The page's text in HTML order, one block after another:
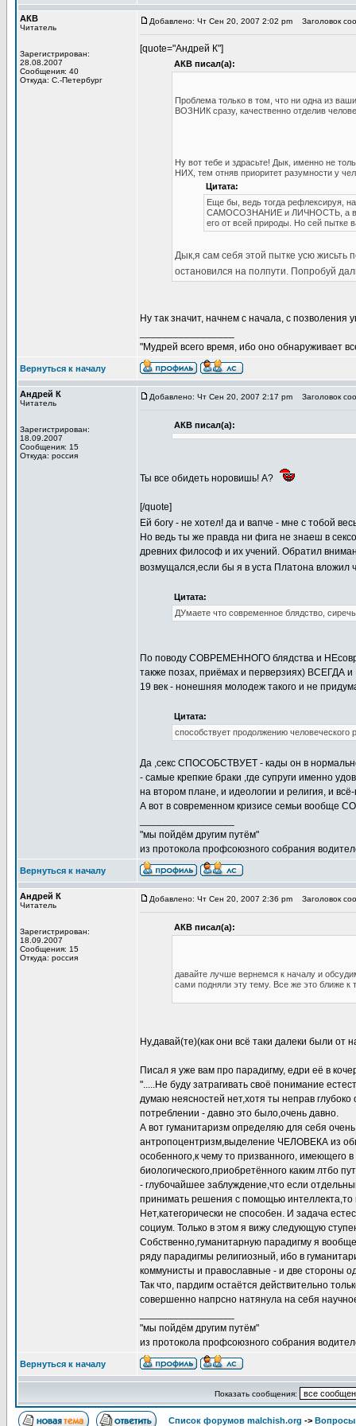
АКВ
Читатель
Зарегистрирован:
28.08.2007
Сообщения: 40
Откуда: С.-Петербург
Добавлено: Чт Сен 20, 2007 2:02 pm Заголовок
[quote="Андрей К"]
АКВ писал(а):
Проблема только в том, что ни одна из
ВОЗНИК сразу, качественно отделив
Ну вот тебе и здрасьте! Дык, именно не
НИХ, тем отняв приоритет разумности у
Цитата:
Еще бы, ведь тогда рефлексируя,
САМОСОЗНАНИЕ и ЛИЧНОСТЬ, а
его от всей природы. Но сей пытке
Дык,я сам себя этой пытке усю жисьть
остановился на полпути. Попробуй
Ну так значит, начнем с начала, с
"Мудрей всего время, ибо оно обнаруживает
Вернуться к началу
Андрей К
Читатель
Зарегистрирован:
18.09.2007
Сообщения: 15
Откуда: россия
Добавлено: Чт Сен 20, 2007 2:17 pm Заголовок
АКВ писал(а):
Ты все обидеть норовишь! А?
[/quote]
Ей богу - не хотел! да и вапче - мне с тобой
Но ведь ты же правда ни фига не знаеш в
древних философ и их учений. Обратил
возмущался,если бы я в уста Платона вложил
Цитата:
ДУмаете что современное блядство,
По поводу СОВРЕМЕННОГО блядства и
также позах, приёмах и перверзиях) ВСЕГДА и
19 век - нонешняя молодеж такого и не
Цитата:
способствует продолжению
Да ,секс СПОСОБСТВУЕТ - кады он в
- самые крепкие браки ,где супруги именно
на втором плане, и идеологии и религия, и всё-
А вот в современном кризисе семьи вообще
"мы пойдём другим путём"
из протокола профсоюзного собрания
Вернуться к началу
Андрей К
Читатель
Зарегистрирован:
18.09.2007
Сообщения: 15
Откуда: россия
Добавлено: Чт Сен 20, 2007 2:36 pm Заголовок
АКВ писал(а):
давайте лучше вернемся к началу и
сами подняли эту тему. Все же это ближе к
Ну,давай(те)(как они всё таки далеки были от
Писал я уже вам про парадигму, едри её в
".....Не буду затрагивать своё понимание
думаю неясностей нет,хотя ты неправ
потреблении - давно это было,очень давно.
А вот гуманитаризм определяю для себя очень
антропоцентризм,выделение ЧЕЛОВЕКА из
особенного,к чему то призванного, имеющего
биологического,приобретённого каким лтбо
- глубочайшее заблуждение,что если
принимать решения с помощью интеллекта,то
Нет,категорически не способен. И задача
социум. Только в этом я вижу следующую
Собственно,гуманитарную парадигму я
ряду парадигмы религиозный, ибо в
коммунисты и православные - и две стороны
Так что, пардигм остаётся действительно
совершенно напрсно натянула на себя
"мы пойдём другим путём"
из протокола профсоюзного собрания
Вернуться к началу
Показать сообщения:
Список форумов malchish.org -> Вопросы